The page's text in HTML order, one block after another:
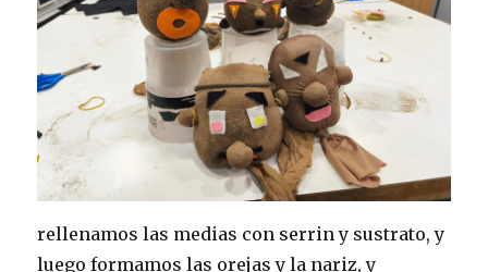
rellenamos las medias con serrin y sustrato, y
luego formamos las orejas y la nariz, y